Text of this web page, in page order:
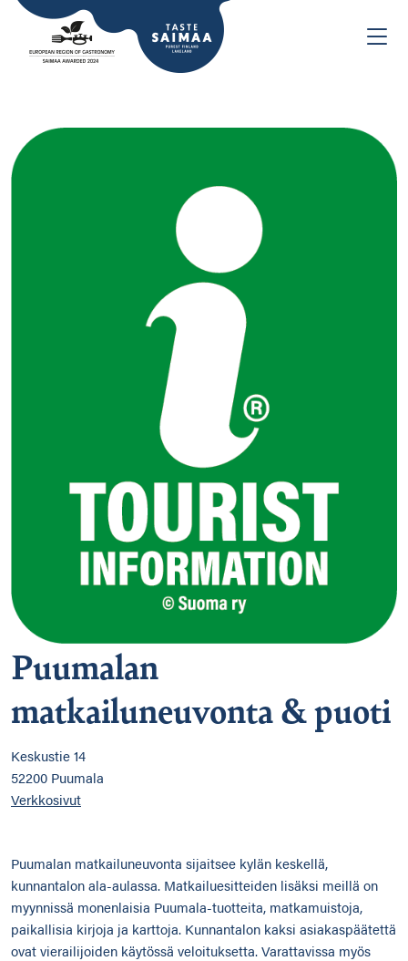
Puumalan
matkailuneuvonta & puoti
Keskustie 14
52200 Puumala
Verkkosivut
Puumalan matkailuneuvonta sijaitsee kylän keskellä,
kunnantalon ala-aulassa. Matkailuesitteiden lisäksi meillä on
myynnissä monenlaisia Puumala-tuotteita, matkamuistoja,
paikallisia kirjoja ja karttoja. Kunnantalon kaksi asiakaspäätettä
ovat vierailijoiden käytössä veloituksetta. Varattavissa myös